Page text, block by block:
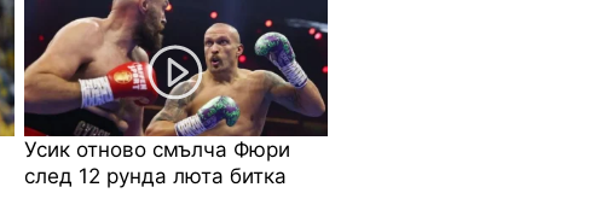
Усик отново смълча Фюри
след 12 рунда люта битка